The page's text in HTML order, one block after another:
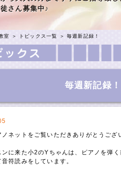
さん募集中♪
室 ＞ トピックス一覧 ＞ 毎週新記録！
毎週新記録！
ノネットをご覧いただきありがとうござ
ンに来た小2のYちゃんは、ピアノを弾
符読みをしています。